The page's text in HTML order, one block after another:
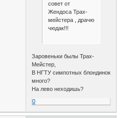
совет от
Жендоса Трах-
мейстера , драчю
чюдак!!!
Заровеньки былы Трах-
Мейстер,
В НГТУ симпотных блондинок
много?
На лево неходишь?
0